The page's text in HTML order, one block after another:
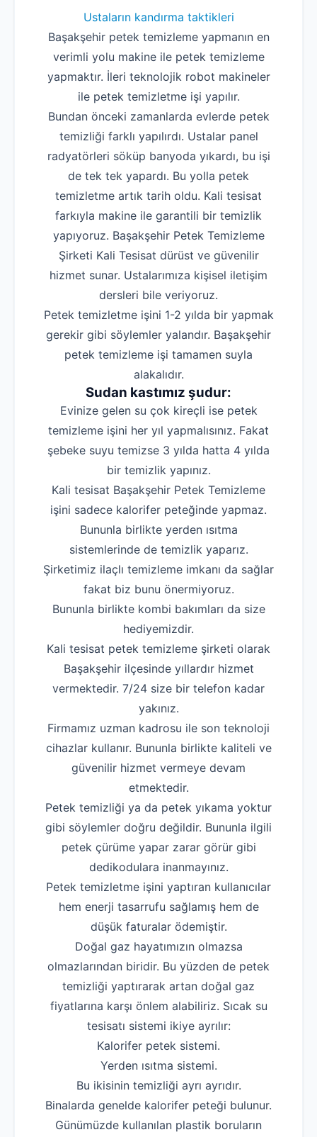
Ustaların kandırma taktikleri
Başakşehir petek temizleme yapmanın en
verimli yolu makine ile petek temizleme
yapmaktır. İleri teknolojik robot makineler
ile petek temizletme işi yapılır.
Bundan önceki zamanlarda evlerde petek
temizliği farklı yapılırdı. Ustalar panel
radyatörleri söküp banyoda yıkardı, bu işi
de tek tek yapardı. Bu yolla petek
temizletme artık tarih oldu. Kali tesisat
farkıyla makine ile garantili bir temizlik
yapıyoruz. Başakşehir Petek Temizleme
Şirketi Kali Tesisat dürüst ve güvenilir
hizmet sunar. Ustalarımıza kişisel iletişim
dersleri bile veriyoruz.
Petek temizletme işini 1-2 yılda bir yapmak
gerekir gibi söylemler yalandır. Başakşehir
petek temizleme işi tamamen suyla
alakalıdır.
Sudan kastımız şudur:
Evinize gelen su çok kireçli ise petek
temizleme işini her yıl yapmalısınız. Fakat
şebeke suyu temizse 3 yılda hatta 4 yılda
bir temizlik yapınız.
Kali tesisat Başakşehir Petek Temizleme
işini sadece kalorifer peteğinde yapmaz.
Bununla birlikte yerden ısıtma
sistemlerinde de temizlik yaparız.
Şirketimiz ilaçlı temizleme imkanı da sağlar
fakat biz bunu önermiyoruz.
Bununla birlikte kombi bakımları da size
hediyemizdir.
Kali tesisat petek temizleme şirketi olarak
Başakşehir ilçesinde yıllardır hizmet
vermektedir. 7/24 size bir telefon kadar
yakınız.
Firmamız uzman kadrosu ile son teknoloji
cihazlar kullanır. Bununla birlikte kaliteli ve
güvenilir hizmet vermeye devam
etmektedir.
Petek temizliği ya da petek yıkama yoktur
gibi söylemler doğru değildir. Bununla ilgili
petek çürüme yapar zarar görür gibi
dedikodulara inanmayınız.
Petek temizletme işini yaptıran kullanıcılar
hem enerji tasarrufu sağlamış hem de
düşük faturalar ödemiştir.
Doğal gaz hayatımızın olmazsa
olmazlarından biridir. Bu yüzden de petek
temizliği yaptırarak artan doğal gaz
fiyatlarına karşı önlem alabiliriz. Sıcak su
tesisatı sistemi ikiye ayrılır:
Kalorifer petek sistemi.
Yerden ısıtma sistemi.
Bu ikisinin temizliği ayrı ayrıdır.
Binalarda genelde kalorifer peteği bulunur.
Günümüzde kullanılan plastik boruların